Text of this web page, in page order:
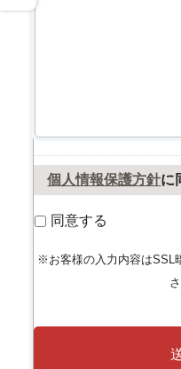
個人情報保護方針に
同意する
※お客様の入力内容はSSL